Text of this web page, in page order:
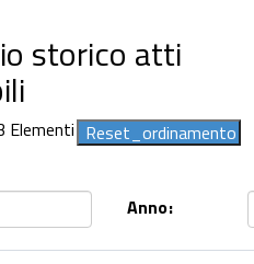
storico atti
Elementi
Anno: